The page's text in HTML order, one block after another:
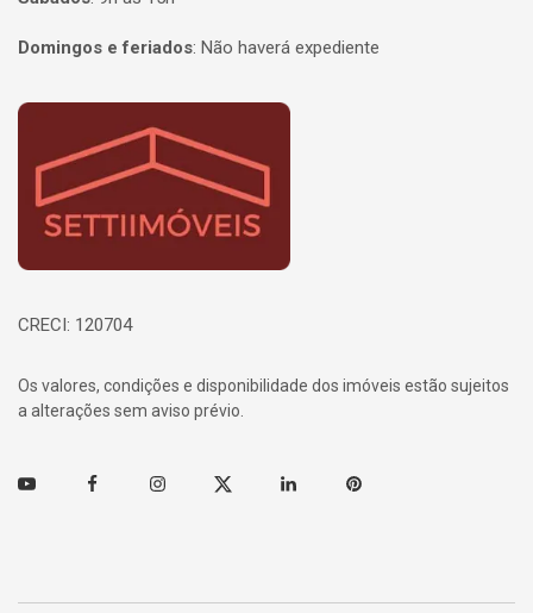
Domingos e feriados: Não haverá expediente
Página inicial
CRECI: 120704
Os valores, condições e disponibilidade dos imóveis estão sujeitos
a alterações sem aviso prévio.
Youtube FacebookInstagramTwitter Linkedin Pinterest